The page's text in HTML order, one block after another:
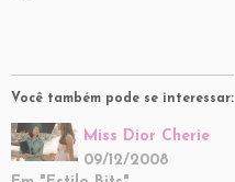
Você também pode se interessar:
Miss Dior Cherie
09/12/2008